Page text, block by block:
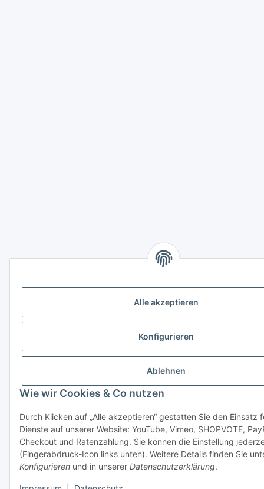
Alle akzeptieren
Konfigurieren
Ablehnen
Wie wir Cookies & Co nutzen
Durch Klicken auf „Alle akzeptieren“ gestatten Sie den Einsatz
Dienste auf unserer Website: YouTube, Vimeo, SHOPVOTE,
Checkout und Ratenzahlung. Sie können die Einstellung
(Fingerabdruck-Icon links unten). Weitere Details finden Sie
Konfigurieren und in unserer Datenschutzerklärung.